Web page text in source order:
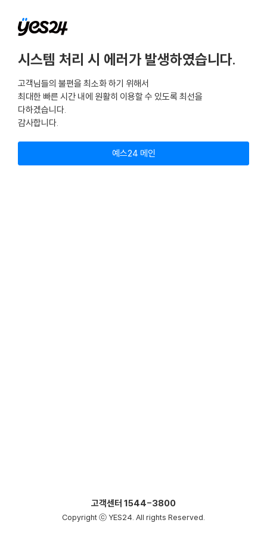
시스템 처리 시 에러가 발생하였습니다.
고객님들의 불편을 최소화 하기 위해서
최대한 빠른 시간 내에 원활히 이용할 수 있도록 최선을
다하겠습니다.
감사합니다.
예스24 메인
고객센터 1544-3800
Copyright ⓒ YES24. All rights Reserved.